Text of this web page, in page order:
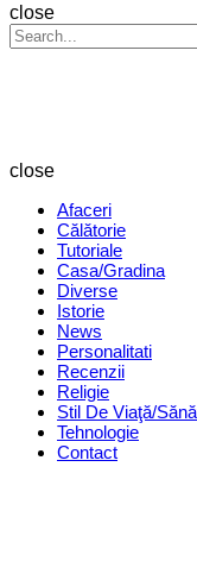
Search
close
Search
for:
close
Afaceri
Călătorie
Tutoriale
Casa/Gradina
Diverse
Istorie
News
Personalitati
Recenzii
Religie
Stil De Viaţă/
Tehnologie
Contact